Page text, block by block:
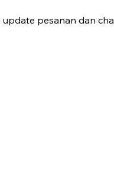
pesanan dan